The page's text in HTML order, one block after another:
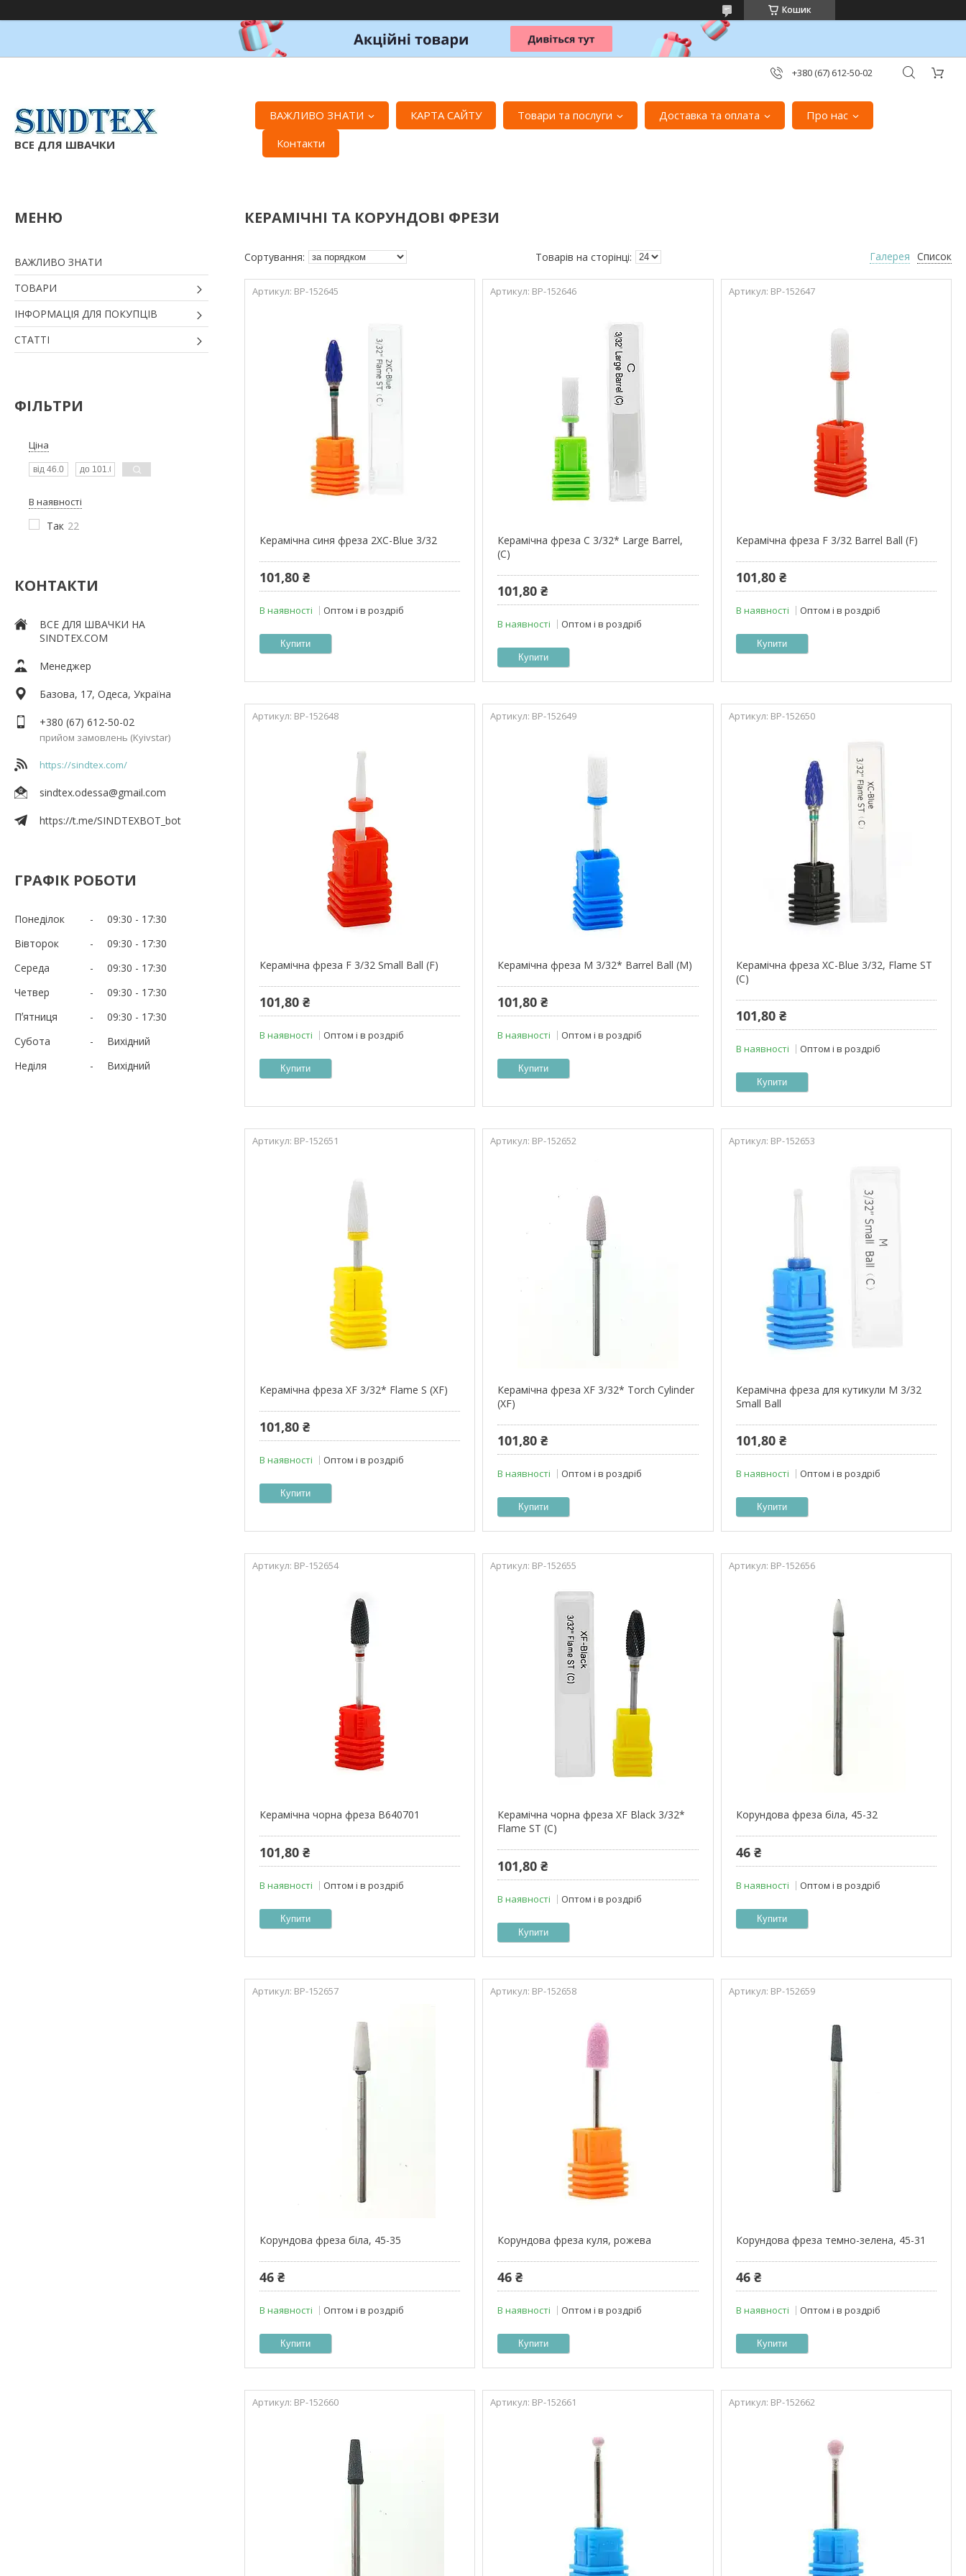
Кошик
+380 (67) 612-50-02
ВСЕ ДЛЯ ШВАЧКИ
ВАЖЛИВО ЗНАТИ КАРТА САЙТУ Товари та послуги Доставка та оплата
Про нас
Контакти
ВАЖЛИВО ЗНАТИ
ТОВАРИ
ІНФОРМАЦІЯ ДЛЯ ПОКУПЦІВ
СТАТТІ
ФІЛЬТРИ
Ціна
В наявності
Так 22
КОНТАКТИ
ВСЕ ДЛЯ ШВАЧКИ НА
SINDTEX.COM
Менеджер
Базова, 17, Одеса, Україна
+380 (67) 612-50-02
прийом замовлень (Kyivstar)
https://sindtex.com/
sindtex.odessa@gmail.com
https://t.me/SINDTEXBOT_bot
ГРАФІК РОБОТИ
Понеділок 09:30
17:30
Вівторок
09:30
17:30
Середа
09:30
17:30
Четвер
09:30
17:30
Пʼятниця
09:30
17:30
Субота
Вихідний
Неділя
Вихідний
КЕРАМІЧНІ ТА КОРУНДОВІ ФРЕЗИ
Галерея Список
ВР-152645
Керамічна синя фреза 2XC-Blue 3/32
101,80 ₴
В наявності Оптом і в роздріб
Купити
ВР-152646
Керамічна фреза C 3/32* Large Barrel,
(C)
101,80 ₴
В наявності Оптом і в роздріб
Купити
ВР-152647
Керамічна фреза F 3/32 Barrel Ball (F)
101,80 ₴
В наявності Оптом і в роздріб
Купити
ВР-152648
Керамічна фреза F 3/32 Small Ball (F)
101,80 ₴
В наявності Оптом і в роздріб
Купити
ВР-152649
Керамічна фреза M 3/32* Barrel Ball (M)
101,80 ₴
В наявності Оптом і в роздріб
Купити
ВР-152650
Керамічна фреза XC-Blue 3/32, Flame ST
(C)
101,80 ₴
В наявності Оптом і в роздріб
Купити
ВР-152651
Керамічна фреза XF 3/32* Flame S (XF)
101,80 ₴
В наявності Оптом і в роздріб
Купити
ВР-152652
Керамічна фреза XF 3/32* Torch Cylinder
(XF)
101,80 ₴
В наявності Оптом і в роздріб
Купити
ВР-152653
Керамічна фреза для кутикули M 3/32
Small Ball
101,80 ₴
В наявності Оптом і в роздріб
Купити
ВР-152654
Керамічна чорна фреза B640701
101,80 ₴
В наявності Оптом і в роздріб
Купити
ВР-152655
Керамічна чорна фреза XF Black 3/32*
Flame ST (C)
101,80 ₴
В наявності Оптом і в роздріб
Купити
ВР-152656
Корундова фреза біла, 45-32
46 ₴
В наявності Оптом і в роздріб
Купити
ВР-152657
Корундова фреза біла, 45-35
46 ₴
В наявності Оптом і в роздріб
Купити
ВР-152658
Корундова фреза куля, рожева
46 ₴
В наявності Оптом і в роздріб
Купити
ВР-152659
Корундова фреза темно-зелена, 45-31
46 ₴
В наявності Оптом і в роздріб
Купити
ВР-152660 ВР-152661 ВР-152662